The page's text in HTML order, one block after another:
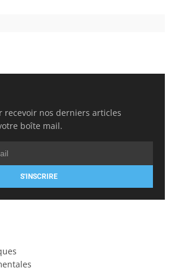
recevoir nos derniers articles
boîte mail.
S'INSCRIRE